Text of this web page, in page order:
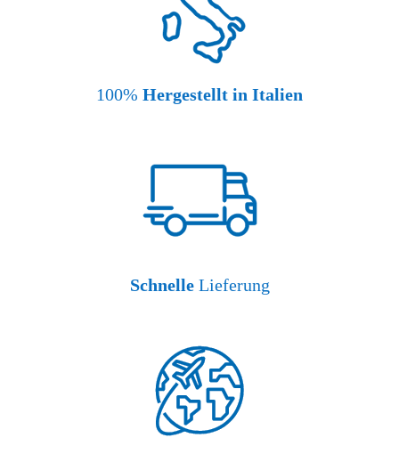
100% Hergestellt in Italien
SchnelleLieferung